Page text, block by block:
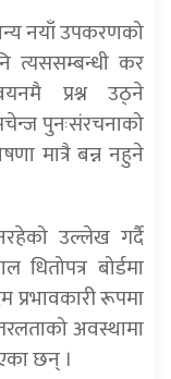
नयाँ उपकरणको
त्यससम्बन्धी कर
प्रश्न उठ्ने
पुनःसंरचनाको
मात्रै बन्न नहुने
उल्लेख गर्दै
बोर्डमा
रूपमा
अवस्थामा
छन् ।